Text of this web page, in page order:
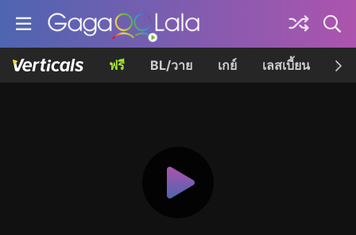
ฟรี BL/วาย เกย์ เลสเบี้ยน เค